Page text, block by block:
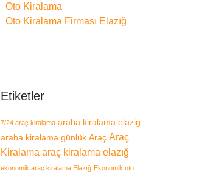
Oto Kiralama
Oto Kiralama Firması Elazığ
Etiketler
7/24 araç kiralama araba kiralama elazig
araba kiralama günlük Araç Araç
Kiralama araç kiralama elazığ
ekonomik araç kiralama Elazığ Ekonomik oto